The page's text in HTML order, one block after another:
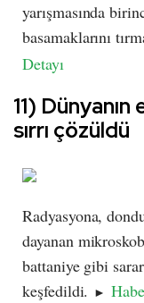
yarışmasında
basamaklarını
Detayı
11) Dünyanın
sırrı çözüldü
Radyasyona,
dayanan
battaniye gibi
keşfedildi. ►